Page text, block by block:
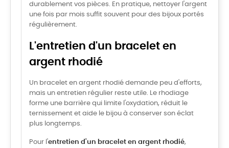
durablement vos pièces. En pratique, nettoyer l'argent
une fois par mois suffit souvent pour des bijoux portés
régulièrement.
L'entretien d'un bracelet en
argent rhodié
Un bracelet en argent rhodié demande peu d'efforts,
mais un entretien régulier reste utile. Le rhodiage
forme une barrière qui limite l'oxydation, réduit le
ternissement et aide le bijou à conserver son éclat
plus longtemps.
Pour l'entretien d'un bracelet en argent rhodié,